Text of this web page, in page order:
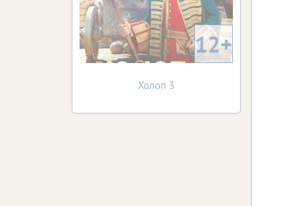
12+
Холоп 3